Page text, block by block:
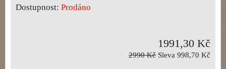
Dostupnost: Prodáno
1991,30 Kč
2990 Kč Sleva 998,70 Kč